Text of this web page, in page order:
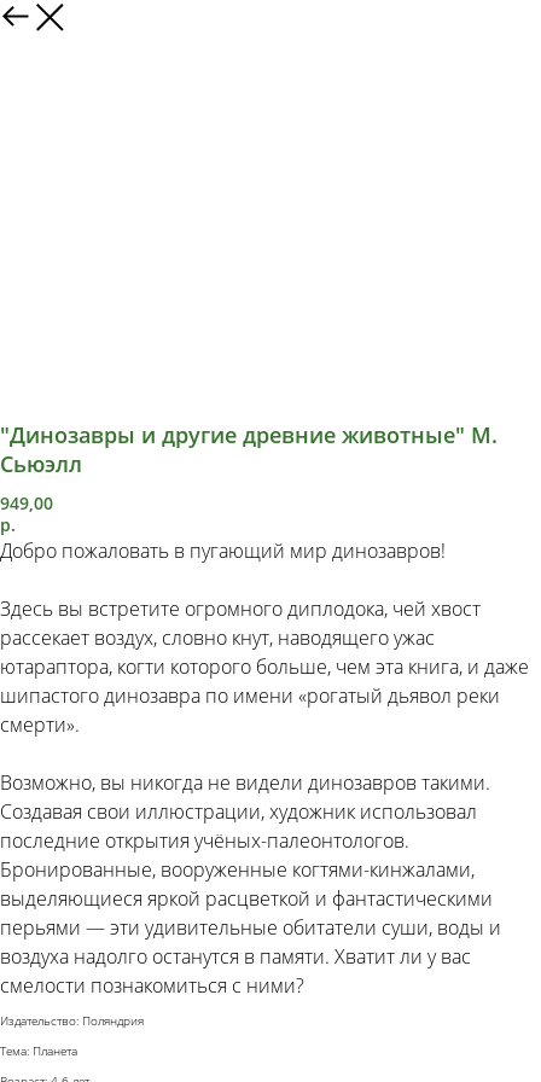
"Динозавры и другие древние животные" М.
Сьюэлл
949,00
р.
Добро пожаловать в пугающий мир динозавров!
Здесь вы встретите огромного диплодока, чей хвост
рассекает воздух, словно кнут, наводящего ужас
ютараптора, когти которого больше, чем эта книга, и даже
шипастого динозавра по имени «рогатый дьявол реки
смерти».
Возможно, вы никогда не видели динозавров такими.
Создавая свои иллюстрации, художник использовал
последние открытия учёных-палеонтологов.
Бронированные, вооруженные когтями-кинжалами,
выделяющиеся яркой расцветкой и фантастическими
перьями — эти удивительные обитатели суши, воды и
воздуха надолго останутся в памяти. Хватит ли у вас
смелости познакомиться с ними?
Издательство: Поляндрия
Тема: Планета